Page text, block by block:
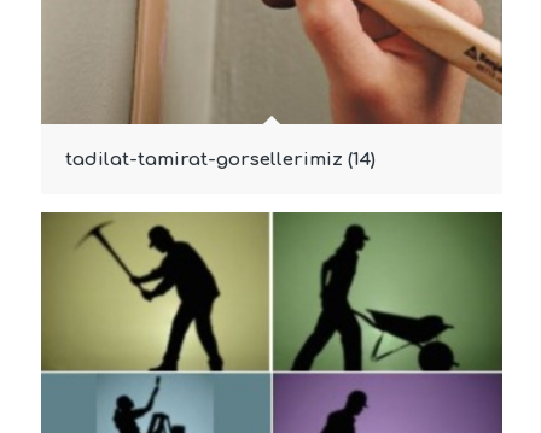
tadilat-tamirat-gorsellerimiz (14)